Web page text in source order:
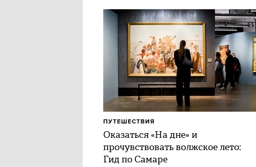
Оказаться «На дне» и
прочувствовать волжское лето:
Гид по Самаре
ПУТЕШЕСТВИЯ